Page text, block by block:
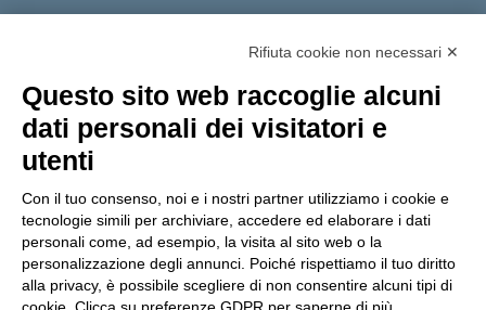
Tutti gli argomenti
Amministrazione Trasparente
Privacy Policy
Dichiarazione di accessibilitàObiettivi di accessibilità
Seguici su:
Indirizzo:Via Gaetano Donizetti 30, Collegno
Centralino:0114053925 Email: toic8cg002@istruzione.it
Posta elettronica certificata (PEC):toic8cg002@pec.istruzione.it
Codice fiscale: 95641450010
Rifiuta cookie non necessari ✕
Questo sito web raccoglie alcuni
dati personali dei visitatori e
utenti
Con il tuo consenso, noi e i nostri partner utilizziamo i cookie e
tecnologie simili per archiviare, accedere ed elaborare i dati
personali come, ad esempio, la visita al sito web o la
personalizzazione degli annunci. Poiché rispettiamo il tuo diritto
alla privacy, è possibile scegliere di non consentire alcuni tipi di